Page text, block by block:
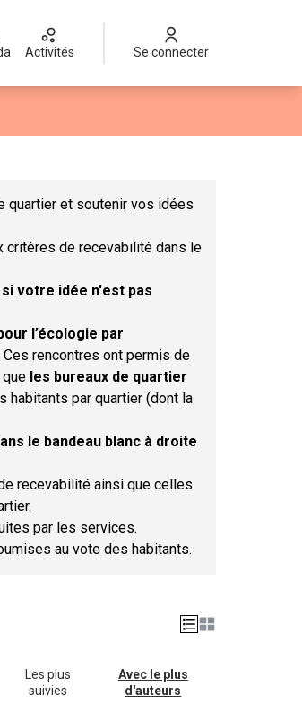
Activités Se connecter
quartier et soutenir vos idées
critères de recevabilité dans le
si votre idée n'est pas
l’écologie par
Ces rencontres ont permis de
les bureaux de quartier
par quartier (dont la
le bandeau blanc à droite
recevabilité ainsi que celles
par les services.
au vote des habitants.
Les plus
suivies
Avec le plus
d'auteurs